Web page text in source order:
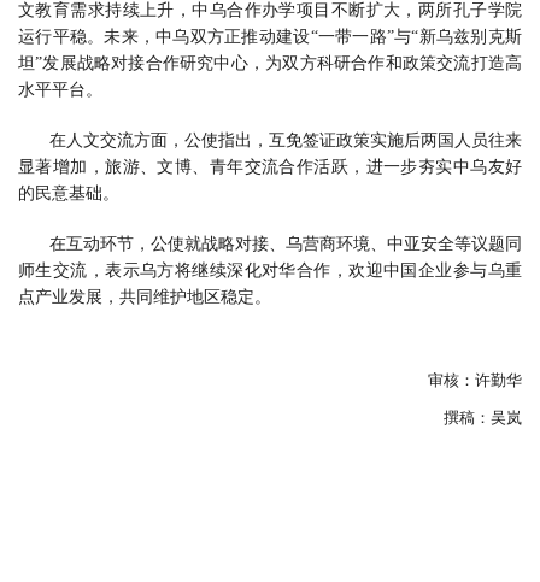
文教育需求持续上升，中乌合作办学项目不断扩大，两所孔子学院
运行平稳。未来，中乌双方正推动建设“一带一路”与“新乌兹别克斯
坦”发展战略对接合作研究中心，为双方科研合作和政策交流打造高
水平平台。
在人文交流方面，公使指出，互免签证政策实施后两国人员往来
显著增加，旅游、文博、青年交流合作活跃，进一步夯实中乌友好
的民意基础。
在互动环节，公使就战略对接、乌营商环境、中亚安全等议题同
师生交流，表示乌方将继续深化对华合作，欢迎中国企业参与乌重
点产业发展，共同维护地区稳定。
审核：许勤华
撰稿：吴岚